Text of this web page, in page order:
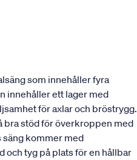
som innehåller fyra
innehåller ett lager med
för axlar och bröstrygg.
bra stöd för överkroppen med
säng kommer med
och tyg på plats för en hållbar